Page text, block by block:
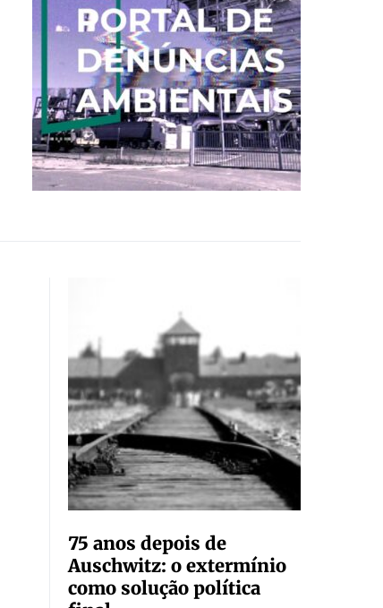
75 anos depois de
Auschwitz: o extermínio
como solução política